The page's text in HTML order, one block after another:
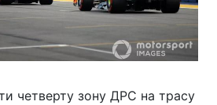
четверту зону ДРС на трасу